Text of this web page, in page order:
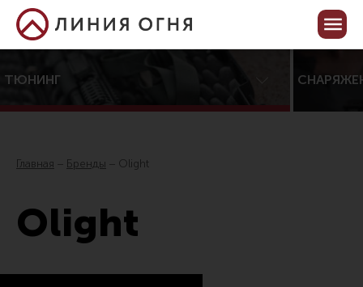
Корзина пуста
Онлайн-конфигуратор тюнинга
Каталог товаров для тюнинга
Распродажа!
ТЮНИНГ
Главная Бренды Olight
Olight